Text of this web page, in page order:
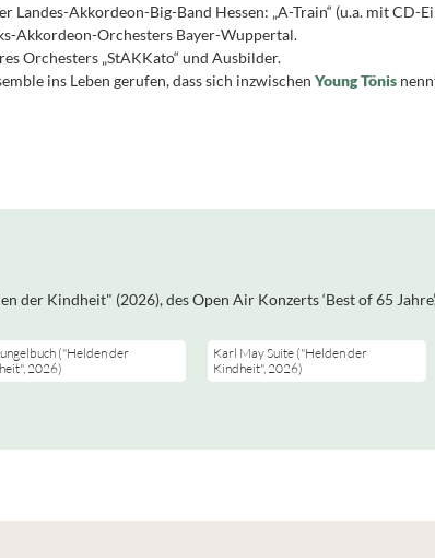
Landes-Akkordeon-Big-Band Hessen: „A-Train“ (u.a. mit CD-
Akkordeon-Orchesters Bayer-Wuppertal.
Orchesters „StAKKato“ und Ausbilder.
ins Leben gerufen, dass sich inzwischen Young Tönis
der Kindheit" (2026), des Open Air Konzerts ‘Best of 65
Youtube-Videos werden
persönliche Daten an
Mehr Infos in unserer
Datenschutzerklärung
("Helden der
2026)
Youtube-Videos werden
persönliche Daten an
Mehr Infos in unserer
Datenschutzerklärung
Karl May Suite ("Helden der
Kindheit", 2026)